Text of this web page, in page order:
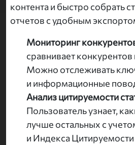
контента и быстро собрать
отчетов с удобным
Мониторинг
сравнивает
Можно отслеживать
и информационные
Анализ цитируемости
Пользователь узнает,
лучше остальных с
и Индекса